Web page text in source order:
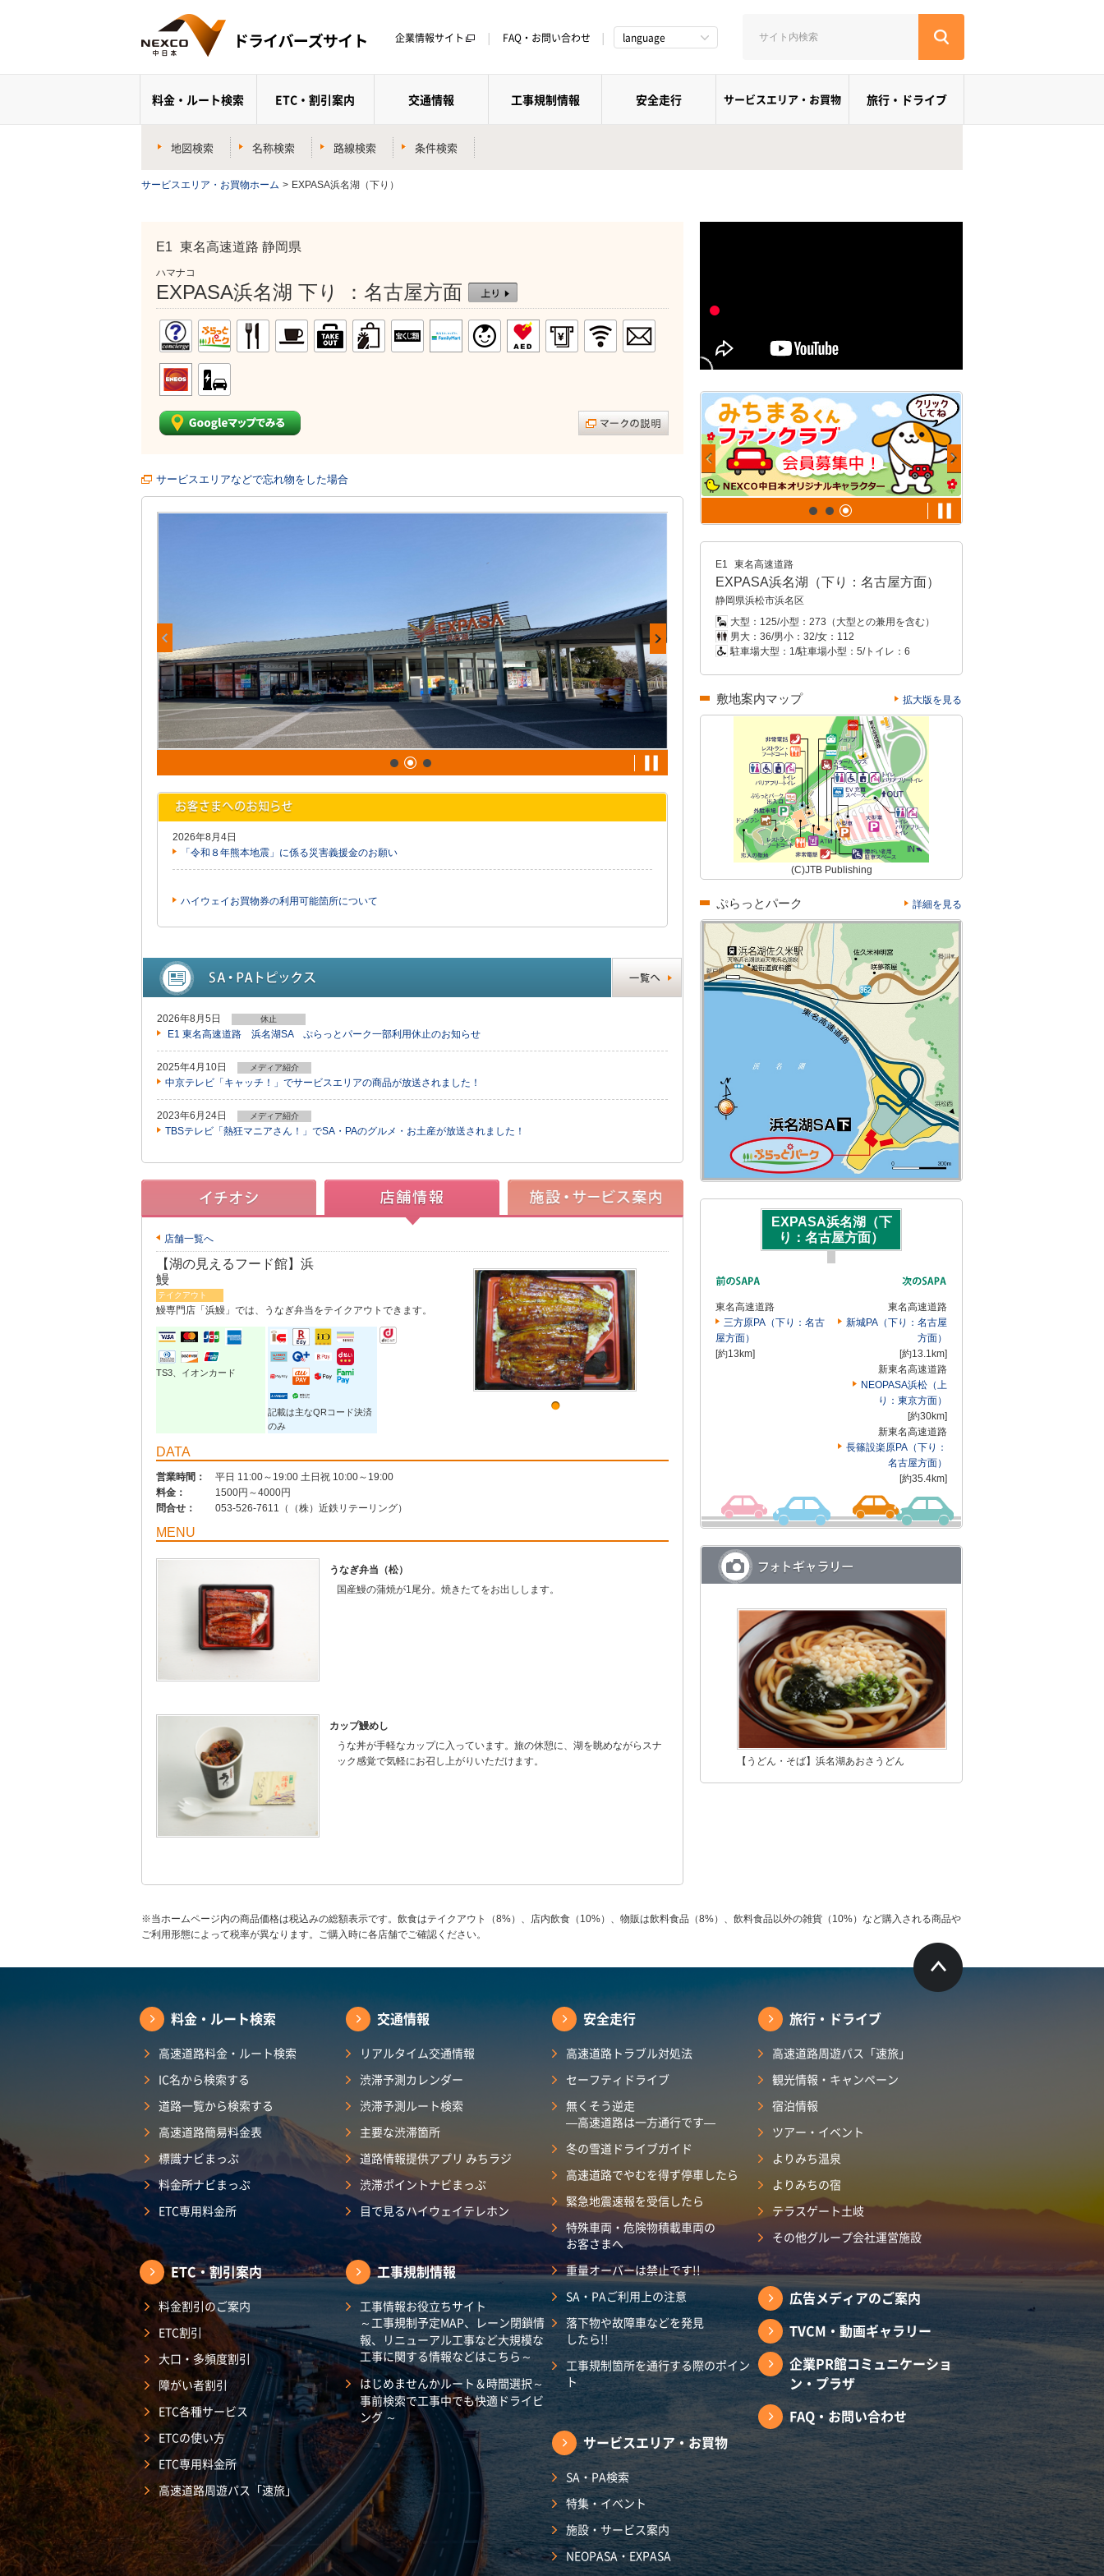
企業情報サイト FAQ・お問い合わせ language
料金・ルート検索 ETC・割引案内 交通情報 工事規制情報 安全走行 サービスエリア・お買物 旅行・ドライブ
地図検索 名称検索 路線検索 条件検索
サービスエリア・お買物ホーム > EXPASA浜名湖（下り）
E1 東名高速道路 静岡県
ハマナコ
EXPASA浜名湖 下り ：名古屋方面
サービスエリアなどで忘れ物をした場合
2026年8月4日
「令和８年熊本地震」に係る災害義援金のお願い
ハイウェイお買物券の利用可能箇所について
2026年8月5日 休止
E1 東名高速道路 浜名湖SA ぷらっとパーク一部利用休止のお知らせ
2025年4月10日 メディア紹介
中京テレビ「キャッチ！」でサービスエリアの商品が放送されました！
2023年6月24日 メディア紹介
TBSテレビ「熱狂マニアさん！」でSA・PAのグルメ・お土産が放送されました！
店舗一覧へ
【湖の見えるフード館】浜
鰻
テイクアウト
鰻専門店「浜鰻」では、うなぎ弁当をテイクアウトできます。
TS3、イオンカード
記載は主なQRコード決済
のみ
DATA
営業時間：
平日 11:00～19:00 土日祝 10:00～19:00
料金：
1500円～4000円
問合せ：
053-526-7611（（株）近鉄リテーリング）
MENU
うなぎ弁当（松）
国産鰻の蒲焼が1尾分。焼きたてをお出しします。
カップ鰻めし
うな丼が手軽なカップに入っています。旅の休憩に、湖を眺めながらスナ
ック感覚で気軽にお召し上がりいただけます。
E1 東名高速道路
EXPASA浜名湖（下り：名古屋方面）
静岡県浜松市浜名区
大型：125/小型：273（大型との兼用を含む）
男大：36/男小：32/女：112
駐車場大型：1/駐車場小型：5/トイレ：6
敷地案内マップ 拡大版を見る
(C)JTB Publishing
ぷらっとパーク 詳細を見る
EXPASA浜名湖（下
り：名古屋方面）
東名高速道路
三方原PA（下り：名古
屋方面）
[約13km]
東名高速道路
新城PA（下り：名古屋
方面）
[約13.1km]
新東名高速道路
NEOPASA浜松（上
り：東京方面）
[約30km]
新東名高速道路
長篠設楽原PA（下り：
名古屋方面）
[約35.4km]
【うどん・そば】浜名湖あおさうどん
※当ホームページ内の商品価格は税込みの総額表示です。飲食はテイクアウト（8%）、店内飲食（10%）、物販は飲料食品（8%）、飲料食品以外の雑貨（10%）など購入される商品や
ご利用形態によって税率が異なります。ご購入時に各店舗でご確認ください。
料金・ルート検索
高速道路料金・ルート検索
IC名から検索する
道路一覧から検索する
高速道路簡易料金表
標識ナビまっぷ
料金所ナビまっぷ
ETC専用料金所
ETC・割引案内
料金割引のご案内
ETC割引
大口・多頻度割引
障がい者割引
ETC各種サービス
ETCの使い方
ETC専用料金所
高速道路周遊パス「速旅」
交通情報
リアルタイム交通情報
渋滞予測カレンダー
渋滞予測ルート検索
主要な渋滞箇所
道路情報提供アプリ みちラジ
渋滞ポイントナビまっぷ
目で見るハイウェイテレホン
工事規制情報
工事情報お役立ちサイト
～工事規制予定MAP、レーン閉鎖情
報、リニューアル工事など大規模な
工事に関する情報などはこちら～
はじめませんかルート＆時間選択～
事前検索で工事中でも快適ドライビ
ング ～
安全走行
高速道路トラブル対処法
セーフティドライブ
無くそう逆走
―高速道路は一方通行です―
冬の雪道ドライブガイド
高速道路でやむを得ず停車したら
緊急地震速報を受信したら
特殊車両・危険物積載車両の
お客さまへ
重量オーバーは禁止です!!
SA・PAご利用上の注意
落下物や故障車などを発見
したら!!
工事規制箇所を通行する際のポイン
ト
サービスエリア・お買物
SA・PA検索
特集・イベント
施設・サービス案内
NEOPASA・EXPASA
旅行・ドライブ
高速道路周遊パス「速旅」
観光情報・キャンペーン
宿泊情報
ツアー・イベント
よりみち温泉
よりみちの宿
テラスゲート土岐
その他グループ会社運営施設
広告メディアのご案内
TVCM・動画ギャラリー
企業PR館コミュニケーショ
ン・プラザ
FAQ・お問い合わせ